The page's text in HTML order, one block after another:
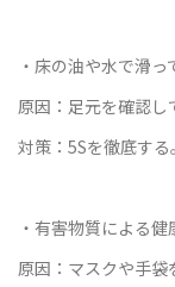
・床の油や水で滑っ
原因：足元を確認し
対策：5Sを徹底する。
・有害物質による健
原因：マスクや手袋